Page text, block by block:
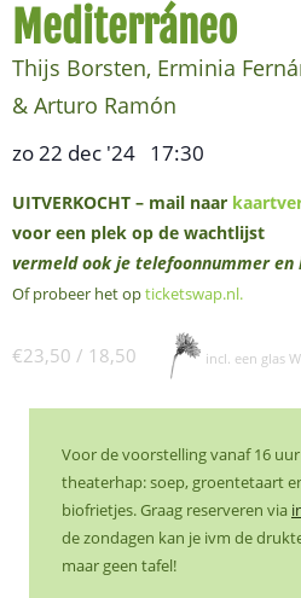
Mediterráneo
Thijs Borsten, Erminia
& Arturo Ramón
zo 22 dec '24 17:30
UITVERKOCHT – mail naar
voor een plek op de wachtlijst
vermeld ook je telefoonnummer
Of probeer het opticketswap.nl.
€23,50 / 18,50 incl. een glas
Voor de voorstelling vanaf 16
theaterhap: soep, groentetaart
biofrietjes. Graag reserveren via
de zondagen kan je ivm de
maar geen tafel!